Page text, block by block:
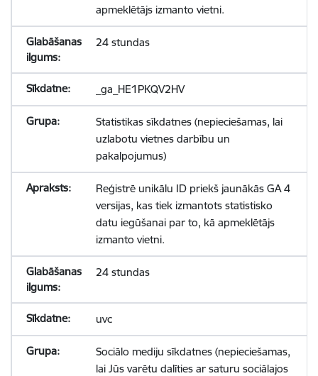
apmeklētājs izmanto vietni.
24 stundas
_ga_HE1PKQV2HV
Statistikas sīkdatnes (nepieciešamas, lai
uzlabotu vietnes darbību un
pakalpojumus)
Reģistrē unikālu ID priekš jaunākās GA 4
versijas, kas tiek izmantots statistisko
datu iegūšanai par to, kā apmeklētājs
izmanto vietni.
24 stundas
uvc
Sociālo mediju sīkdatnes (nepieciešamas,
lai Jūs varētu dalīties ar saturu sociālajos